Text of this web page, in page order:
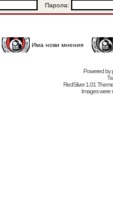
Парола:
Има нови мнения
Powered by
RedSilver 1.01
Images were